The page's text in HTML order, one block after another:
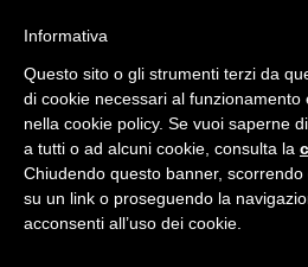
Informativa
Questo sito o gli strumenti terzi da
di cookie necessari al
nella cookie policy. Se vuoi saperne
a tutti o ad alcuni cookie, consulta la
Chiudendo questo banner,
su un link o proseguendo la
acconsenti all’uso dei cookie.